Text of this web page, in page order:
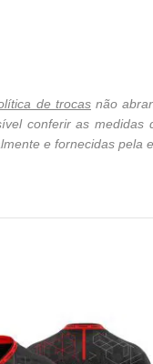
de trocasnão
conferir as
e fornecidas pela